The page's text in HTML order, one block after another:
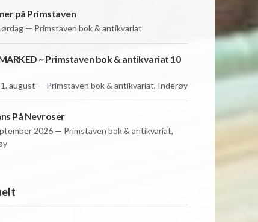
på Primstaven
— Primstaven bok & antikvariat
~ Primstaven bok & antikvariat 10
1. august — Primstaven bok & antikvariat, Inderøy
På Nevroser
2026 — Primstaven bok & antikvariat,